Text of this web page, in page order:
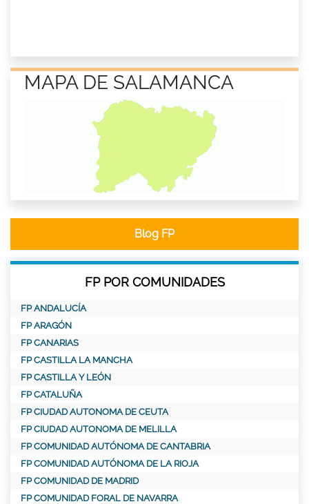
MAPA DE SALAMANCA
Blog FP
FP POR COMUNIDADES
FP ANDALUCÍA
FP ARAGÓN
FP CANARIAS
FP CASTILLA LA MANCHA
FP CASTILLA Y LEÓN
FP CATALUÑA
FP CIUDAD AUTONOMA DE CEUTA
FP CIUDAD AUTONOMA DE MELILLA
FP COMUNIDAD AUTÓNOMA DE CANTABRIA
FP COMUNIDAD AUTÓNOMA DE LA RIOJA
FP COMUNIDAD DE MADRID
FP COMUNIDAD FORAL DE NAVARRA